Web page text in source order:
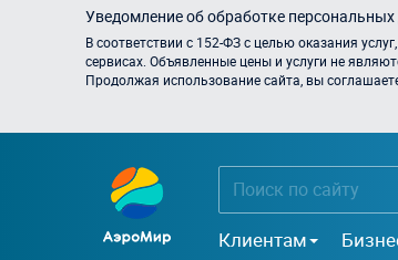
Уведомление об обработке
В соответствии с 152-ФЗ с целью оказания
сервисах. Объявленные цены и услуги не
Продолжая использование сайта, вы
Клиентам